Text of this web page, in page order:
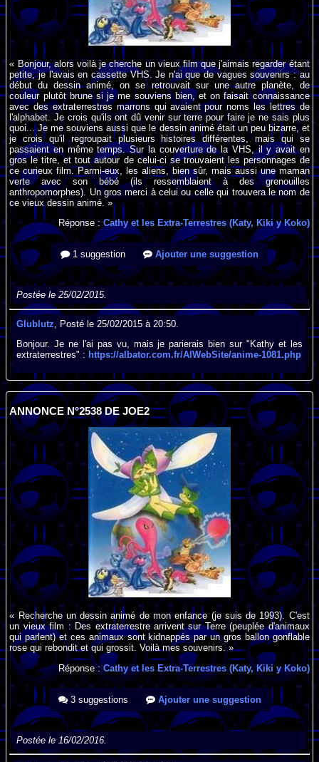
« Bonjour, alors voilà je cherche un vieux film que j'aimais regarder étant
petite, je l'avais en cassette VHS. Je n'ai que de vagues souvenirs : au
début du dessin animé, on se retrouvait sur une autre planète, de
couleur plutôt brune si je me souviens bien, et on faisait connaissance
avec des extraterrestres marrons qui avaient pour noms les lettres de
l'alphabet. Je crois qu'ils ont dû venir sur terre pour faire je ne sais plus
quoi... Je me souviens aussi que le dessin animé était un peu bizarre, et
je crois qu'il regroupait plusieurs histoires différentes, mais qui se
passaient en même temps. Sur la couverture de la VHS, il y avait en
gros le titre, et tout autour de celui-ci se trouvaient les personnages de
ce curieux film. Parmi-eux, les aliens, bien sûr, mais aussi une maman
verte avec son bébé (ils ressemblaient à des grenouilles
anthropomorphes). Un gros merci à celui ou celle qui trouvera le nom de
ce vieux dessin animé. »
Réponse :Cathy et les Extra-Terrestres (Katy, Kiki y Koko)
1 suggestion Ajouter une suggestion
Postée le 25/02/2015.
Glublutz , Posté le 25/02/2015 à 20:50.
Bonjour. Je ne l'ai pas vu, mais je parierais bien sur "Kathy et les
extraterrestres" : https://albator.com.fr/AlWebSite/anime-1081.php
ANNONCE N°2538 DE JOE2
« Recherche un dessin animé de mon enfance (je suis de 1993). C'est
un vieux film : Des extraterrestre arrivent sur Terre (peuplée d'animaux
qui parlent) et ces animaux sont kidnappés par un gros ballon gonflable
rose qui rebondit et qui grossit. Voilà mes souvenirs. »
Réponse :Cathy et les Extra-Terrestres (Katy, Kiki y Koko)
3 suggestions Ajouter une suggestion
Postée le 16/02/2016.